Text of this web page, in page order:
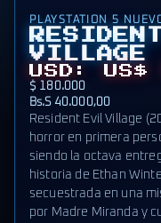
PLAYSTATION 5
VILLAGE
USD:
$ 180.000
Bs.S 40.000,00
Resident Evil Village
horror en primera
siendo la octava
historia de Ethan
secuestrada en una
por Madre Miranda y